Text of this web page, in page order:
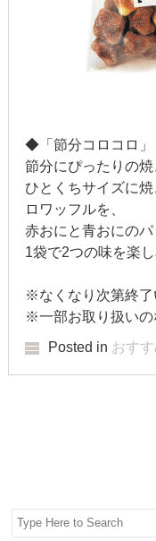
◆「節分コロコロ」
節分にぴったりの焼
ひとくちサイズに
ロワッフルを、
赤おにと青おにのパ
1袋で2つの味を楽
※なくなり次第終了
※一部お取り扱いの
Posted in おす
Search